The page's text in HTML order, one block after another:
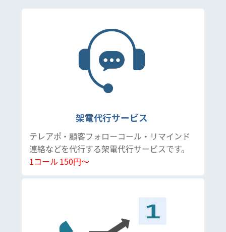
架電代行サービス
テレアポ・顧客フォローコール・リマインド
連絡などを代行する架電代行サービスです。
1コール 150円～